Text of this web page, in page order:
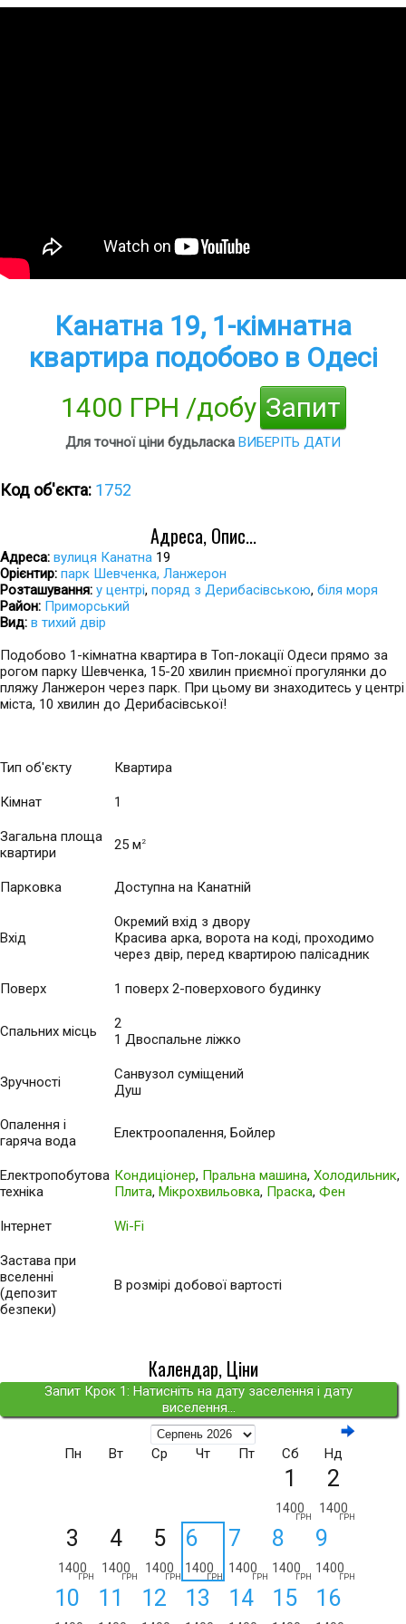
Канатна 19, 1-кімнатна
квартира подобово в Одесі
1400 ГРН /добу Запит
Для точної ціни будьласка ВИБЕРІТЬ ДАТИ
Код об'єкта: 1752
Адреса, Опис...
Адреса: вулиця Канатна 19
Орієнтир: парк Шевченка, Ланжерон
Розташування: у центрі, поряд з Дерибасівською, біля моря
Район: Приморський
Вид: в тихий двір
Подобово 1-кімнатна квартира в Топ-локації Одеси прямо за
рогом парку Шевченка, 15-20 хвилин приємної прогулянки до
пляжу Ланжерон через парк. При цьому ви знаходитесь у центрі
міста, 10 хвилин до Дерибасівської!
Тип об'єкту Квартира
Кімнат 1
Загальна площа
квартири
25 м 2
Парковка Доступна на Канатній
Вхід
Окремий вхід з двору
Красива арка, ворота на коді, проходимо
через двір, перед квартирою палісадник
Поверх 1 поверх 2-поверхового будинку
Спальних місць
2
1 Двоспальне ліжко
Зручності
Санвузол суміщений
Душ
Опалення і
гаряча вода
Електроопалення, Бойлер
Електропобутова
техніка
Кондиціонер, Пральна машина, Холодильник,
Плита, Мікрохвильовка, Праска, Фен
Інтернет Wi-Fi
Застава при
вселенні
(депозит
безпеки)
В розмірі добової вартості
Календар, Ціни
Запит Крок 1: Натисніть на дату заселення і дату
виселення...
Пн Вт Ср Чт Пт Сб Нд
1
1400
ГРН
2
1400
ГРН
3
1400
ГРН
4
1400
ГРН
5
1400
ГРН
6
1400
ГРН
7
1400
ГРН
8
1400
ГРН
9
1400
ГРН
10 11 12 13 14 15 16